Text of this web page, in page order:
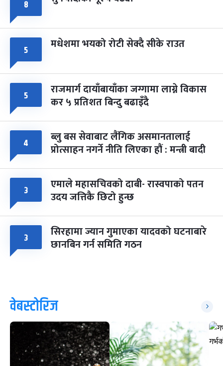
८
५ मधेशमा भयको रोटी सेक्दै सीके राउत
५ राजमार्ग दायाँबायाँका जग्गामा लाग्ने विकास
कर ५ प्रतिशत बिन्दु बढाइँदै
४ ब्लु बस सेवाबाट लैंगिक असमानतालाई
प्रोत्साहन नगर्ने नीति लिएका हौं : मन्त्री बादी
३ एमाले महासचिवको दाबी- रास्वपाको पतन
उदय जत्तिकै छिटो हुन्छ
३ सिरहामा ज्यान गुमाएका यादवको घटनाबारे
छानबिन गर्न समिति गठन
वेबस्टोरिज